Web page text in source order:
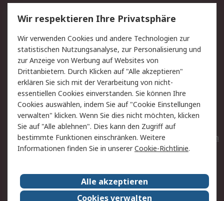
Service
Value Added Services
Lieferlösungen
Rücksendungen
Kontakt
Hilfe
Privatkunden
Rechtliches
AGB
Datenschutz
Cookie-Richtlinie
Zahlungsbedingungen
Copyright/Impressum
Entsorgung
Elektrogeräte/Batterien
RS weltweit
Karriere bei RS
Nachhaltigkeit
Wir respektieren Ihre Privatsphäre
Wir verwenden Cookies und andere Technologien zur
statistischen Nutzungsanalyse, zur Personalisierung und
zur Anzeige von Werbung auf Websites von
Drittanbietern. Durch Klicken auf "Alle akzeptieren"
erklären Sie sich mit der Verarbeitung von nicht-
essentiellen Cookies einverstanden. Sie können Ihre
Cookies auswählen, indem Sie auf "Cookie Einstellungen
verwalten" klicken. Wenn Sie dies nicht möchten, klicken
Sie auf "Alle ablehnen". Dies kann den Zugriff auf
bestimmte Funktionen einschränken. Weitere
Informationen finden Sie in unsererCookie-Richtlinie.
Alle akzeptieren
Cookies verwalten